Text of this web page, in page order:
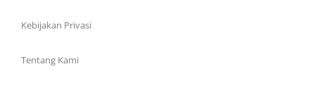
Kebijakan Privasi
Tentang Kami